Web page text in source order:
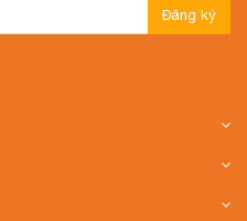
Đăng ký